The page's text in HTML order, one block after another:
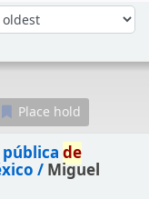
Place hold
de
/ Miguel